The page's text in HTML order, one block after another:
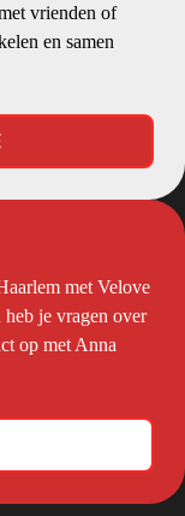
vrienden of
en samen
met Velove
je vragen over
op met Anna